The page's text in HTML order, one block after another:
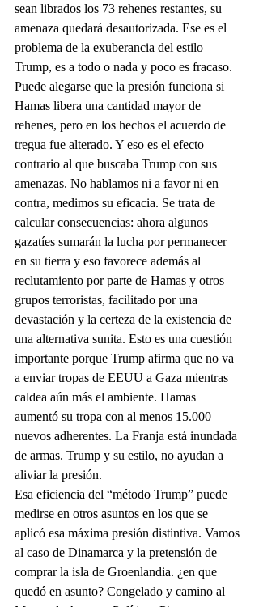
sean librados los 73 rehenes restantes, su
amenaza quedará desautorizada. Ese es el
problema de la exuberancia del estilo
Trump, es a todo o nada y poco es fracaso.
Puede alegarse que la presión funciona si
Hamas libera una cantidad mayor de
rehenes, pero en los hechos el acuerdo de
tregua fue alterado. Y eso es el efecto
contrario al que buscaba Trump con sus
amenazas. No hablamos ni a favor ni en
contra, medimos su eficacia. Se trata de
calcular consecuencias: ahora algunos
gazatíes sumarán la lucha por permanecer
en su tierra y eso favorece además al
reclutamiento por parte de Hamas y otros
grupos terroristas, facilitado por una
devastación y la certeza de la existencia de
una alternativa sunita. Esto es una cuestión
importante porque Trump afirma que no va
a enviar tropas de EEUU a Gaza mientras
caldea aún más el ambiente. Hamas
aumentó su tropa con al menos 15.000
nuevos adherentes. La Franja está inundada
de armas. Trump y su estilo, no ayudan a
aliviar la presión.
Esa eficiencia del “método Trump” puede
medirse en otros asuntos en los que se
aplicó esa máxima presión distintiva. Vamos
al caso de Dinamarca y la pretensión de
comprar la isla de Groenlandia. ¿en que
quedó en asunto? Congelado y camino al